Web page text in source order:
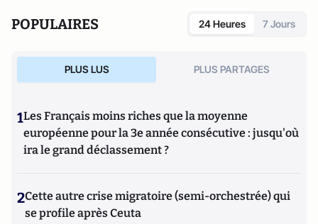
POPULAIRES 24 Heures 7 Jours
PLUS LUS PLUS PARTAGES
1Les Français moins riches que la moyenne
européenne pour la 3e année consécutive : jusqu'où
ira le grand déclassement ?
2Cette autre crise migratoire (semi-orchestrée) qui
se profile après Ceuta